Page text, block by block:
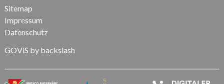
Sitemap
Impressum
Datenschutz
GOViS by backslash